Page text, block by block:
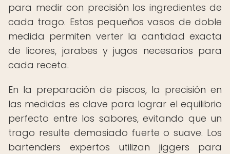
para medir con precisión los ingredientes de
cada trago. Estos pequeños vasos de doble
medida permiten verter la cantidad exacta
de licores, jarabes y jugos necesarios para
cada receta.
En la preparación de piscos, la precisión en
las medidas es clave para lograr el equilibrio
perfecto entre los sabores, evitando que un
trago resulte demasiado fuerte o suave. Los
bartenders expertos utilizan jiggers para